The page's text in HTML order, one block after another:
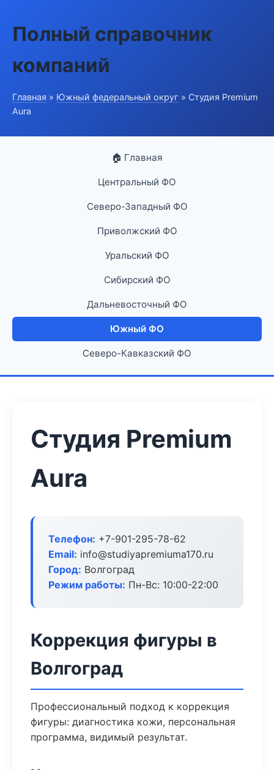
Полный справочник
компаний
Главная » Южный федеральный округ » Студия Premium
Aura
🏠 Главная
Центральный ФО
Северо-Западный ФО
Приволжский ФО
Уральский ФО
Сибирский ФО
Дальневосточный ФО
Южный ФО
Северо-Кавказский ФО
Студия Premium
Aura
Телефон: +7-901-295-78-62
Email: info@studiyapremiuma170.ru
Город: Волгоград
Режим работы: Пн-Вс: 10:00-22:00
Коррекция фигуры в
Волгоград
Профессиональный подход к коррекция
фигуры: диагностика кожи, персональная
программа, видимый результат.